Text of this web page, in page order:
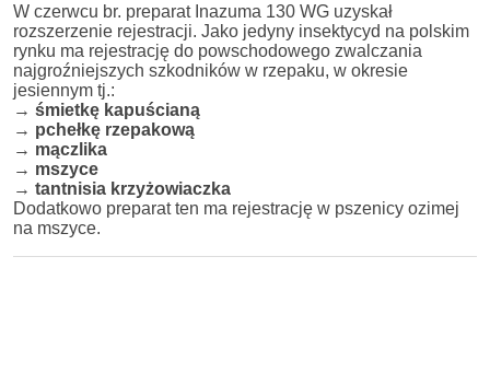
W czerwcu br. preparat Inazuma 130 WG uzyskał
rozszerzenie rejestracji. Jako jedyny insektycyd na polskim
rynku ma rejestrację do powschodowego zwalczania
najgroźniejszych szkodników w rzepaku, w okresie
jesiennym tj.:
→ śmietkę kapuścianą
→ pchełkę rzepakową
→ mączlika
→ mszyce
→ tantnisia krzyżowiaczka
Dodatkowo preparat ten ma rejestrację w pszenicy ozimej
na mszyce.